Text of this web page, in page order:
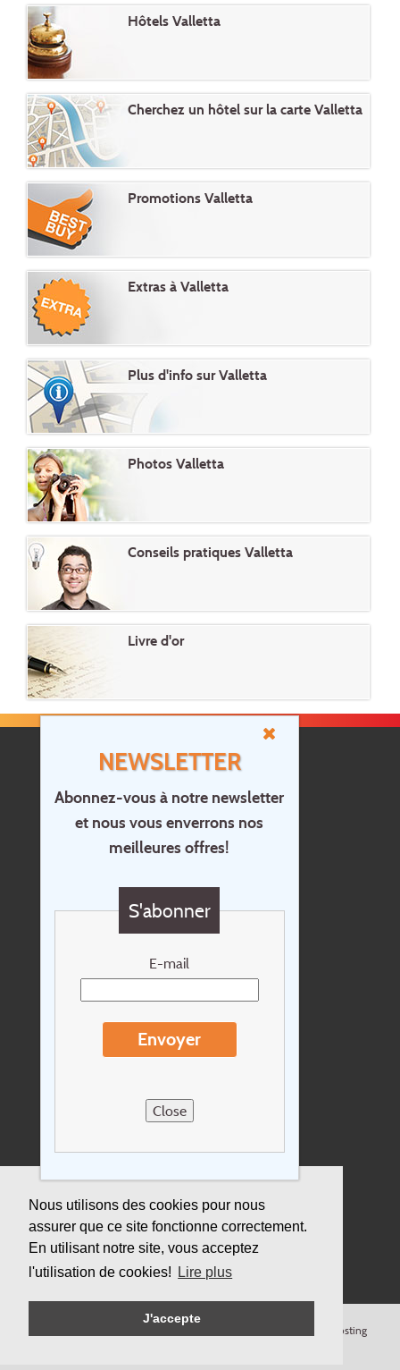
Nous utilisons des cookies pour nous
assurer que ce site fonctionne correctement.
En utilisant notre site, vous acceptez
l'utilisation de cookies!
Lire plus
J'accepte
NEWSLETTER
Abonnez-vous à notre newsletter
et nous vous enverrons nos
meilleures offres!
S'abonner
E-mail
Envoyer
Close
Hôtels Valletta
Cherchez un hôtel sur la carte Valletta
Promotions Valletta
Extras à Valletta
Plus d'info sur Valletta
Photos Valletta
Conseils pratiques Valletta
Livre d'or
Accueil
Contact
Questions?
Newsletter
Conditions de voyage
Sitemap
Assurance
, 2000-
Cloud hosting